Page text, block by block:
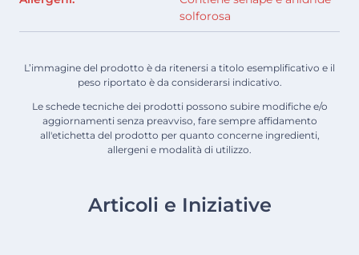
solforosa
L’immagine del prodotto è da ritenersi a titolo esemplificativo e il
peso riportato è da considerarsi indicativo.
Le schede tecniche dei prodotti possono subire modifiche e/o
aggiornamenti senza preavviso, fare sempre affidamento
all'etichetta del prodotto per quanto concerne ingredienti,
allergeni e modalità di utilizzo.
Articoli e Iniziative